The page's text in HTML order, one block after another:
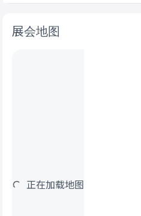
展会地图
正在加载地图